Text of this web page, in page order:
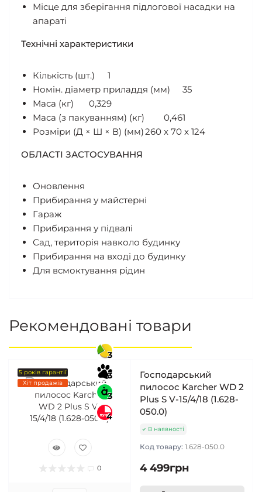
Місце для зберігання підлогової насадки на
апараті
Технічні характеристики
Кількість (шт.)
1
Номін. діаметр приладдя (мм)
35
Маса (кг)
0,329
Маса (з пакуванням) (кг)
0,461
Розміри (Д × Ш × В) (мм)260 x 70 x 124
ОБЛАСТІ ЗАСТОСУВАННЯ
Оновлення
Прибирання у майстерні
Гараж
Прибирання у підвалі
Сад, територія навколо будинку
Прибирання на вході до будинку
Для всмоктування рідин
Рекомендовані товари
5 років гарантії
Хіт продажів
3
3
3
4
0
Господарський
пилосос Karcher WD 2
Plus S V-15/4/18 (1.628-
050.0)
В наявності
Код товару: 1.628-050.0
4 499грн